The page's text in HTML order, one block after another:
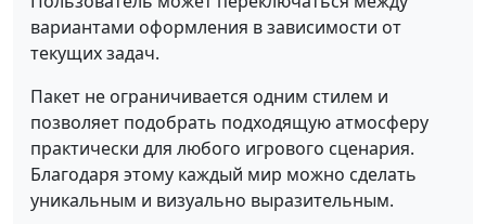
вариантами оформления в зависимости от
текущих задач.
Пакет не ограничивается одним стилем и
позволяет подобрать подходящую атмосферу
практически для любого игрового сценария.
Благодаря этому каждый мир можно сделать
уникальным и визуально выразительным.